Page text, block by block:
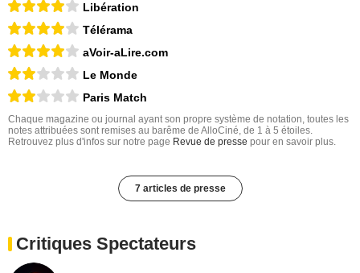
Libération
Télérama
aVoir-aLire.com
Le Monde
Paris Match
Chaque magazine ou journal ayant son propre système de notation, toutes les
notes attribuées sont remises au barême de AlloCiné, de 1 à 5 étoiles.
Retrouvez plus d'infos sur notre page Revue de presse pour en savoir plus.
7 articles de presse
Critiques Spectateurs